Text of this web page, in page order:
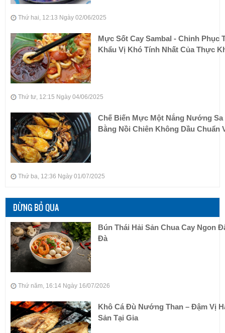
Thứ hai, 12:13 Ngày 02/06/2025
Mực Sốt Cay Sambal - Chinh Phục
Khẩu Vị Khó Tính Nhất Của Thực
Thứ tư, 12:15 Ngày 04/06/2025
Chế Biến Mực Một Nắng Nướng Sa
Bằng Nồi Chiên Không Dầu Chuẩn
Thứ ba, 12:36 Ngày 01/07/2025
ĐỪNG BỎ QUA
Bún Thái Hải Sản Chua Cay Ngon
Đà
Thứ năm, 16:14 Ngày 16/07/2026
Khô Cá Đù Nướng Than – Đậm Vị
Sản Tại Gia